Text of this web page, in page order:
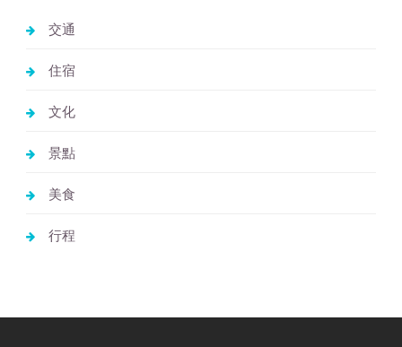
交通
住宿
文化
景點
美食
行程